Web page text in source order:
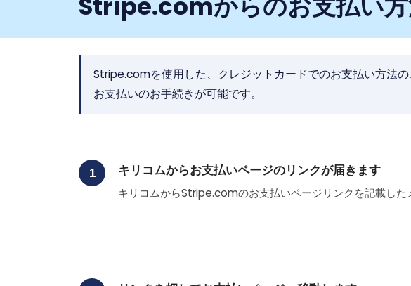
Stripe.comを使用した、クレジットカードでのお支払い方法
お支払いのお手続きが可能です。
1 キリコムからお支払いページのリンクが届きます
キリコムからStripe.comのお支払いページリンクを記載した